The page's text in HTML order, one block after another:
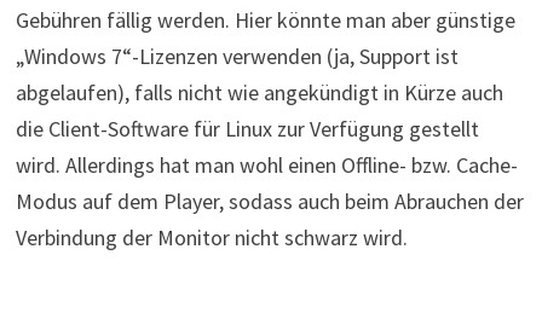
Gebühren fällig werden. Hier könnte man aber günstige
„Windows 7“-Lizenzen verwenden (ja, Support ist
abgelaufen), falls nicht wie angekündigt in Kürze auch
die Client-Software für Linux zur Verfügung gestellt
wird. Allerdings hat man wohl einen Offline- bzw. Cache-
Modus auf dem Player, sodass auch beim Abrauchen der
Verbindung der Monitor nicht schwarz wird.